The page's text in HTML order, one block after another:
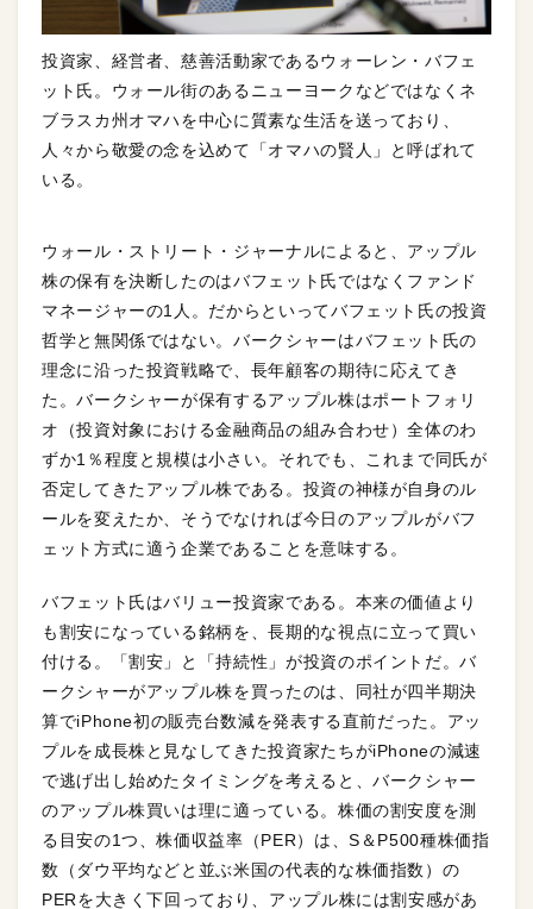
投資家、経営者、慈善活動家であるウォーレン・バフェ
ット氏。ウォール街のあるニューヨークなどではなくネ
ブラスカ州オマハを中心に質素な生活を送っており、
人々から敬愛の念を込めて「オマハの賢人」と呼ばれて
いる。
ウォール・ストリート・ジャーナルによると、アップル
株の保有を決断したのはバフェット氏ではなくファンド
マネージャーの1人。だからといってバフェット氏の投資
哲学と無関係ではない。バークシャーはバフェット氏の
理念に沿った投資戦略で、長年顧客の期待に応えてき
た。バークシャーが保有するアップル株はポートフォリ
オ（投資対象における金融商品の組み合わせ）全体のわ
ずか1％程度と規模は小さい。それでも、これまで同氏が
否定してきたアップル株である。投資の神様が自身のル
ールを変えたか、そうでなければ今日のアップルがバフ
ェット方式に適う企業であることを意味する。
バフェット氏はバリュー投資家である。本来の価値より
も割安になっている銘柄を、長期的な視点に立って買い
付ける。「割安」と「持続性」が投資のポイントだ。バ
ークシャーがアップル株を買ったのは、同社が四半期決
算でiPhone初の販売台数減を発表する直前だった。アッ
プルを成長株と見なしてきた投資家たちがiPhoneの減速
で逃げ出し始めたタイミングを考えると、バークシャー
のアップル株買いは理に適っている。株価の割安度を測
る目安の1つ、株価収益率（PER）は、S＆P500種株価指
数（ダウ平均などと並ぶ米国の代表的な株価指数）の
PERを大きく下回っており、アップル株には割安感があ